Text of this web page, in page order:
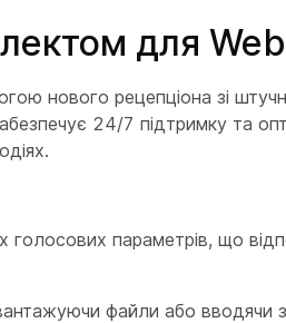
для
нового рецепціона зі
24/7 підтримку та
голосових параметрів, що
файли або вводячи